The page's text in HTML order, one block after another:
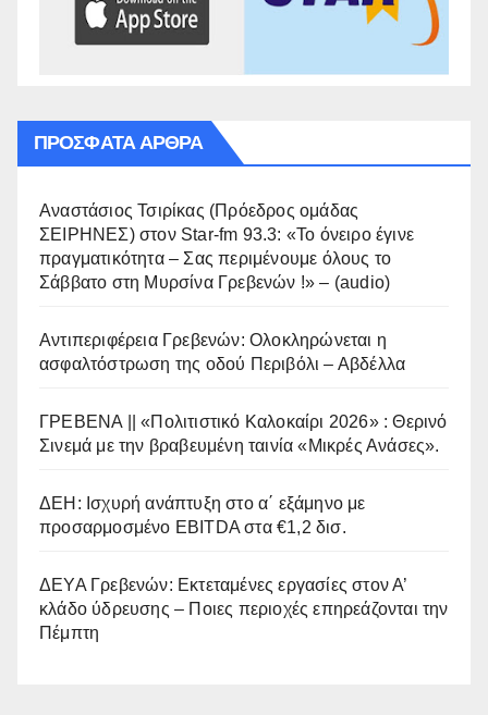
ΠΡΌΣΦΑΤΑ ΆΡΘΡΑ
Αναστάσιος Τσιρίκας (Πρόεδρος ομάδας
ΣΕΙΡΗΝΕΣ) στον Star-fm 93.3: «Το όνειρο έγινε
πραγματικότητα – Σας περιμένουμε όλους το
Σάββατο στη Μυρσίνα Γρεβενών !» – (audio)
Αντιπεριφέρεια Γρεβενών: Ολοκληρώνεται η
ασφαλτόστρωση της οδού Περιβόλι – Αβδέλλα
ΓΡΕΒΕΝΑ || «Πολιτιστικό Καλοκαίρι 2026» : Θερινό
Σινεμά με την βραβευμένη ταινία «Μικρές Ανάσες».
ΔΕΗ: Ισχυρή ανάπτυξη στο α΄ εξάμηνο με
προσαρμοσμένο EBITDA στα €1,2 δισ.
ΔΕΥΑ Γρεβενών: Εκτεταμένες εργασίες στον Α’
κλάδο ύδρευσης – Ποιες περιοχές επηρεάζονται την
Πέμπτη